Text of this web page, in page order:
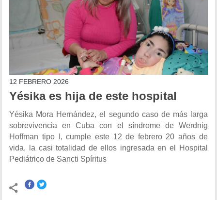
12 FEBRERO 2026
Yésika es hija de este hospital
Yésika Mora Hernández, el segundo caso de más larga
sobrevivencia en Cuba con el síndrome de Werdnig
Hoffman tipo I, cumple este 12 de febrero 20 años de
vida, la casi totalidad de ellos ingresada en el Hospital
Pediátrico de Sancti Spíritus